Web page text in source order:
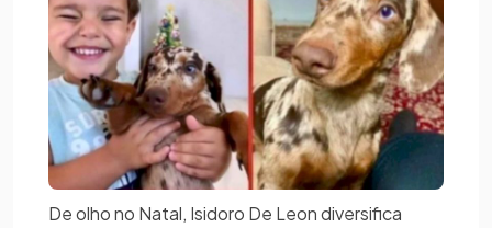
De olho no Natal, Isidoro De Leon diversifica